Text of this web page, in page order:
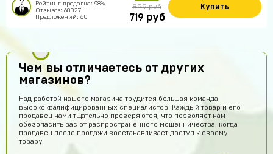
Рейтинг продавца: 98%
Отзывов: 68027
Предложений: 60
899 руб
719 руб
Купить
Чем вы отличаетесь от других
магазинов?
Над работой нашего магазина трудится большая команда
высококвалифицированных специалистов. Каждый товар и его
продавец нами тщательно проверяются, что позволяет нам
обезопасить вас от распространенного мошенничества, когда
продавец после продажи восстанавливает доступ к своему
товару.